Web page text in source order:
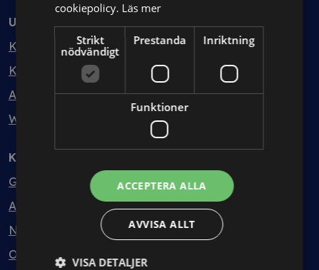
Utbildning
Kurser
Kurspaket
Abonnemang
Webbinarium
Kunskapsbank
Guider
Avtalsmallar
Nyheter
Ordlista
cookiepolicy. Läs mer
Strikt
nödvändigt
Prestanda Inriktning
Funktioner
ACCEPTERA ALLA
AVVISA ALLT
VISA DETALJER